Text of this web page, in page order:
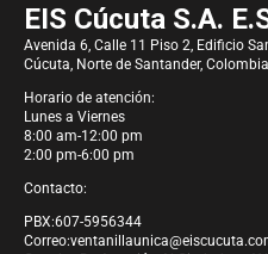
EIS Cúcuta S.A.
Avenida 6, Calle 11 Piso 2, Edificio
Cúcuta, Norte de Santander, Colombia
Horario de atención:
Lunes a Viernes
8:00 am-12:00 pm
2:00 pm-6:00 pm
Contacto:
PBX:607-5956344
Correo: